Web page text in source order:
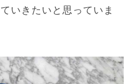
いきたいと思っていま